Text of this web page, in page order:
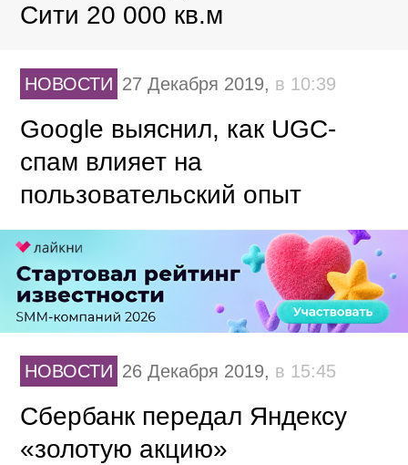
Сити 20 000 кв.м
НОВОСТИ 27 Декабря 2019, в 10:39
Google выяснил, как UGC-
спам влияет на
пользовательский опыт
НОВОСТИ 26 Декабря 2019, в 15:45
Сбербанк передал Яндексу
«золотую акцию»